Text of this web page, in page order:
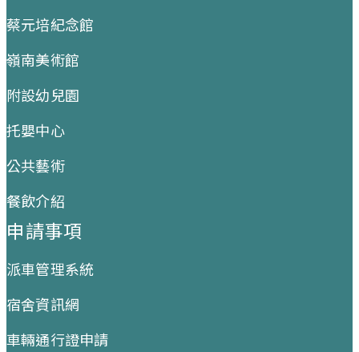
蔡元培紀念館
嶺南美術館
附設幼兒園
托嬰中心
公共藝術
餐飲介紹
申請事項
派車管理系統
宿舍資訊網
車輛通行證申請